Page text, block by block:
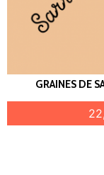
GRAINES DE